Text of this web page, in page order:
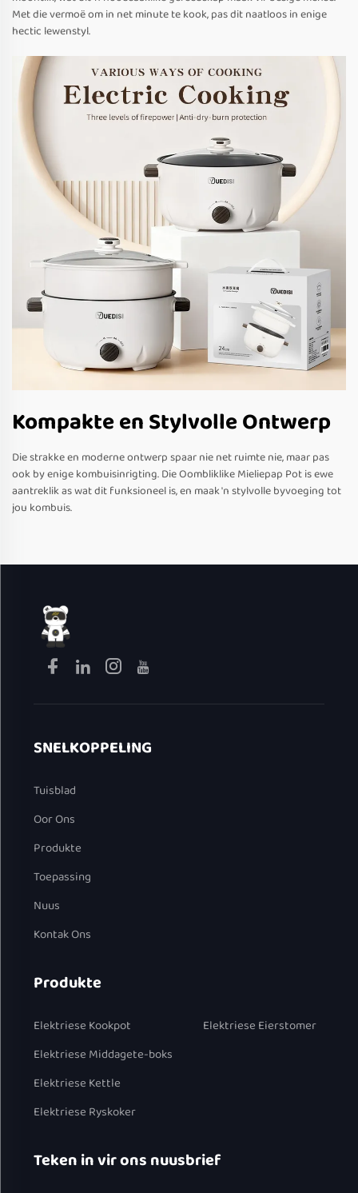
Met die vermoë om in net minute te kook, pas dit naatloos in enige
hectic lewenstyl.
Kompakte en Stylvolle Ontwerp
Die strakke en moderne ontwerp spaar nie net ruimte nie, maar pas
ook by enige kombuisinrigting. Die Oombliklike Mieliepap Pot is ewe
aantreklik as wat dit funksioneel is, en maak 'n stylvolle byvoeging tot
jou kombuis.
SNELKOPPELING
Tuisblad
Oor Ons
Produkte
Toepassing
Nuus
Kontak Ons
Produkte
Elektriese Kookpot
Elektriese Middagete-boks
Elektriese Kettle
Elektriese Ryskoker
Elektriese Eierstomer
Teken in vir ons nuusbrief